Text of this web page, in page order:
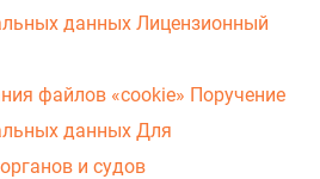
данных Лицензионный
файлов «cookie» Поручение
данных Для
и судов